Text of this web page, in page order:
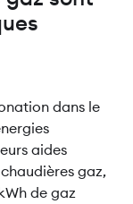
dans le
aides
gaz,
de gaz